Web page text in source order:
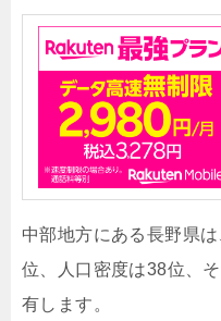
中部地方にある長野県
位、人口密度は38位、
有します。